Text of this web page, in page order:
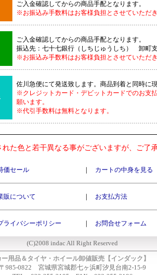
ご入金確認してからの商品手配となります。
※お振込み手数料はお客様負担とさせていただき
ご入金確認してからの商品手配となります。
振込先：七十七銀行（しちじゅうしち） 卸町支
※お振込み手数料はお客様負担とさせていただき
佐川急便にて発送致します。商品到着と同時に
※クレジットカード・デビットカードでのお支
願います。
※代引手数料は無料となります。
た色と若干異なる事がございますが、ご了承
価セール ｜ カートの中身を見る
販について ｜ お支払方法
ライバシーポリシー ｜ お問合せフォーム
(C)2008 indac All Right Reserved
ー用品＆タイヤ・ホイール卸値販売【インダック】
〒985-0822 宮城県宮城郡七ヶ浜町汐見台南2-15-9